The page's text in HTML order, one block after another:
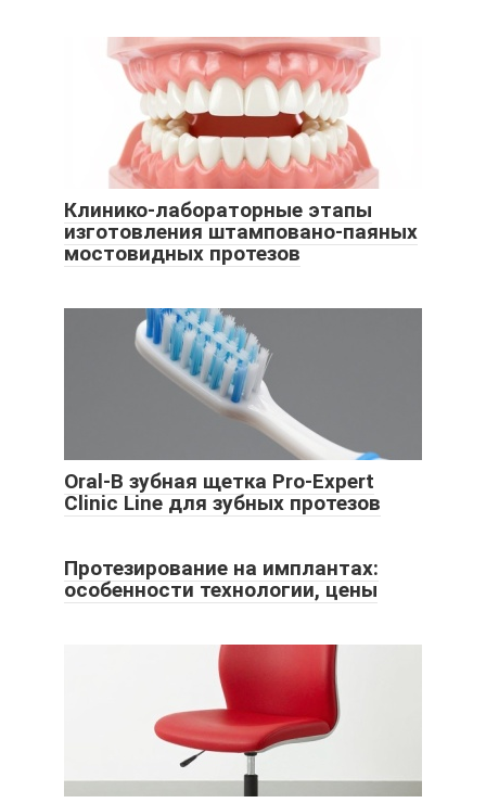
Клинико-лабораторные этапы
изготовления штамповано-паяных
мостовидных протезов
Oral-B зубная щетка Pro-Expert
Clinic Line для зубных протезов
Протезирование на имплантах:
особенности технологии, цены